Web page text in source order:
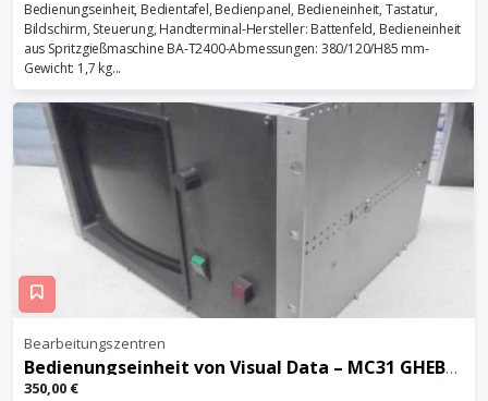
Bedienungseinheit, Bedientafel, Bedienpanel, Bedieneinheit, Tastatur,
Bildschirm, Steuerung, Handterminal-Hersteller: Battenfeld, Bedieneinheit
aus Spritzgießmaschine BA-T2400-Abmessungen: 380/120/H85 mm-
Gewicht: 1,7 kg...
Bearbeitungszentren
Bedienungseinheit von Visual Data – MC31 GHEB1 HOM
350,00 €